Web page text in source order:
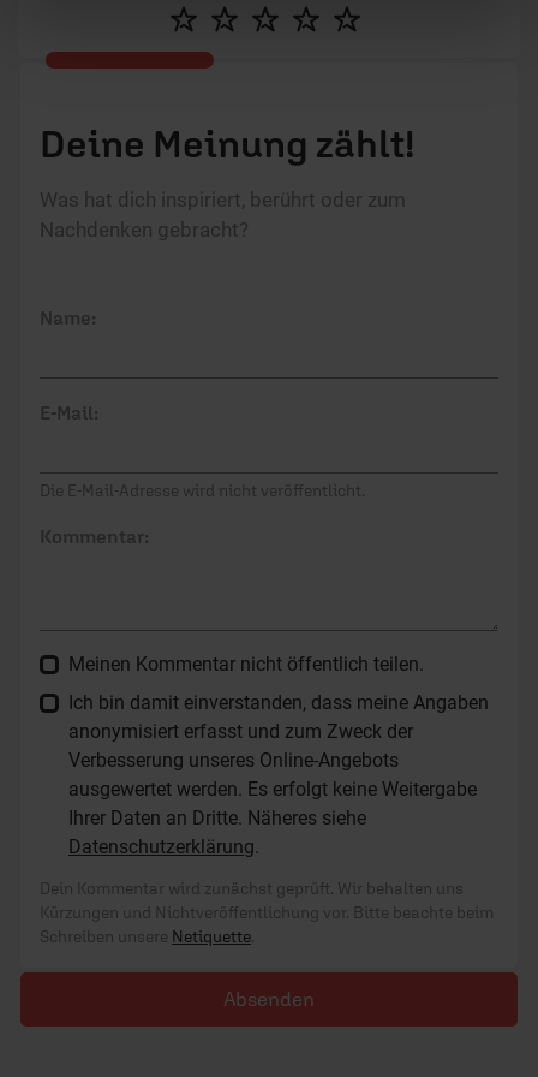
Deine Meinung zählt!
Was hat dich inspiriert, berührt oder zum
Nachdenken gebracht?
Name:
E-Mail:
Die E-Mail-Adresse wird nicht veröffentlicht.
Kommentar:
Meinen Kommentar nicht öffentlich teilen.
Ich bin damit einverstanden, dass meine Angaben
anonymisiert erfasst und zum Zweck der
Verbesserung unseres Online-Angebots
ausgewertet werden. Es erfolgt keine Weitergabe
Ihrer Daten an Dritte. Näheres siehe
Datenschutzerklärung.
Dein Kommentar wird zunächst geprüft. Wir behalten uns
Kürzungen und Nichtveröffentlichung vor. Bitte beachte beim
Schreiben unsere Netiquette.
Absenden